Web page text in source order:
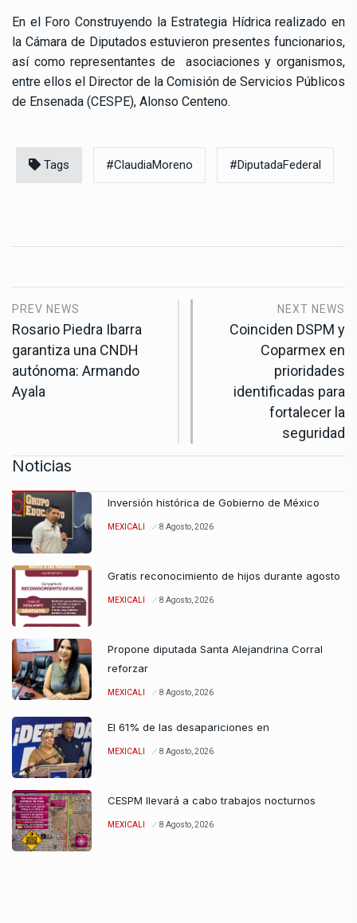
En el Foro Construyendo la Estrategia Hídrica realizado en
la Cámara de Diputados estuvieron presentes funcionarios,
así como representantes de asociaciones y organismos,
entre ellos el Director de la Comisión de Servicios Públicos
de Ensenada (CESPE), Alonso Centeno.
Tags #ClaudiaMoreno #DiputadaFederal
PREV NEWS
Rosario Piedra Ibarra
garantiza una CNDH
autónoma: Armando
Ayala
NEXT NEWS
Coinciden DSPM y
Coparmex en
prioridades
identificadas para
fortalecer la
seguridad
Noticias
Inversión histórica de Gobierno de México
MEXICALI 8 Agosto, 2026
Gratis reconocimiento de hijos durante agosto
MEXICALI 8 Agosto, 2026
Propone diputada Santa Alejandrina Corral
reforzar
MEXICALI 8 Agosto, 2026
El 61% de las desapariciones en
MEXICALI 8 Agosto, 2026
CESPM llevará a cabo trabajos nocturnos
MEXICALI 8 Agosto, 2026